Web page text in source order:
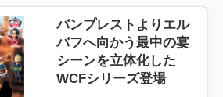
バンプレストよりエル
バフへ向かう最中の宴
シーンを立体化した
WCFシリーズ登場